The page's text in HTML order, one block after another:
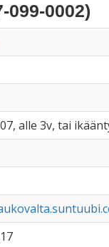
099-0002)
alle 3v, tai